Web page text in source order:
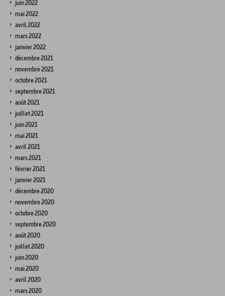
juin 2022
mai 2022
avril 2022
mars 2022
janvier 2022
décembre 2021
novembre 2021
octobre 2021
septembre 2021
août 2021
juillet 2021
juin 2021
mai 2021
avril 2021
mars 2021
février 2021
janvier 2021
décembre 2020
novembre 2020
octobre 2020
septembre 2020
août 2020
juillet 2020
juin 2020
mai 2020
avril 2020
mars 2020